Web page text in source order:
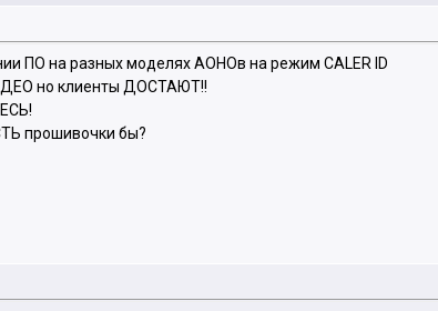
ПО на разных моделях АОНОв на режим CALER ID
но клиенты ДОСТАЮТ!!
прошивочки бы?